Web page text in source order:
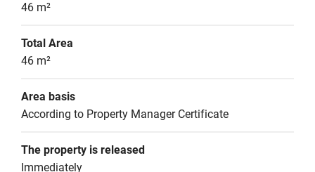
46 m²
Total Area
46 m²
Area basis
According to Property Manager Certificate
The property is released
Immediately